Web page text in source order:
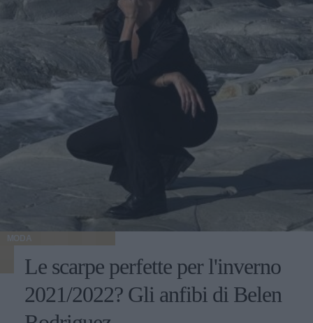
MODA
Le scarpe perfette per l'inverno
2021/2022? Gli anfibi di Belen